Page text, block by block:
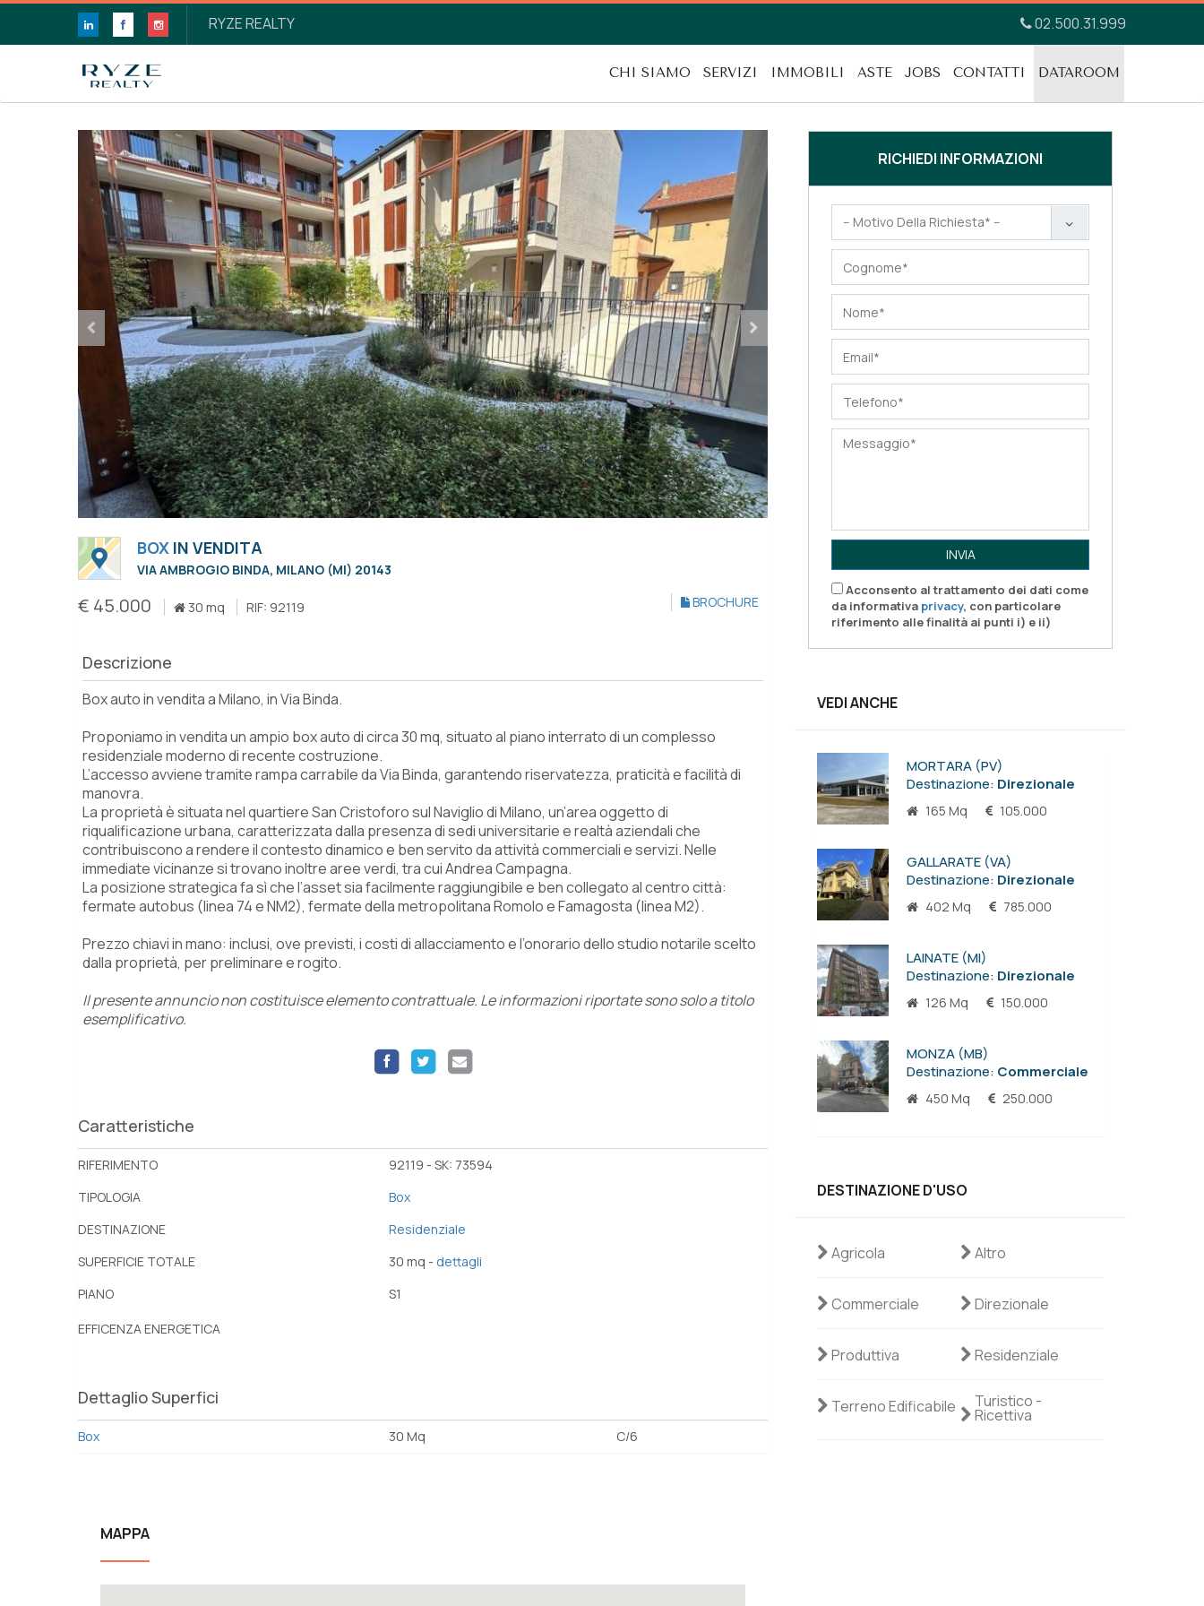
RYZE REALTY 02.500.31.999
CHI SIAMO SERVIZI IMMOBILI ASTE JOBS CONTATTI DATAROOM
BOX IN VENDITA
VIA AMBROGIO BINDA, MILANO (MI) 20143
€ 45.000 30 mq RIF: 92119 BROCHURE
Descrizione
Box auto in vendita a Milano, in Via Binda.
Proponiamo in vendita un ampio box auto di circa 30 mq, situato al piano interrato di un complesso
residenziale moderno di recente costruzione.
L’accesso avviene tramite rampa carrabile da Via Binda, garantendo riservatezza, praticità e facilità di
manovra.
La proprietà è situata nel quartiere San Cristoforo sul Naviglio di Milano, un’area oggetto di
riqualificazione urbana, caratterizzata dalla presenza di sedi universitarie e realtà aziendali che
contribuiscono a rendere il contesto dinamico e ben servito da attività commerciali e servizi. Nelle
immediate vicinanze si trovano inoltre aree verdi, tra cui Andrea Campagna.
La posizione strategica fa sì che l’asset sia facilmente raggiungibile e ben collegato al centro città:
fermate autobus (linea 74 e NM2), fermate della metropolitana Romolo e Famagosta (linea M2).
Prezzo chiavi in mano: inclusi, ove previsti, i costi di allacciamento e l’onorario dello studio notarile scelto
dalla proprietà, per preliminare e rogito.
Il presente annuncio non costituisce elemento contrattuale. Le informazioni riportate sono solo a titolo
esemplificativo.
Caratteristiche
RIFERIMENTO
92119 - SK: 73594
TIPOLOGIA
Box
DESTINAZIONE
Residenziale
SUPERFICIE TOTALE
30 mq - dettagli
PIANO
S1
EFFICENZA ENERGETICA
Dettaglio Superfici
Box 30 Mq C/6
MAPPA
RICHIEDI INFORMAZIONI
INVIA
Acconsento al trattamento dei dati come
da informativa privacy, con particolare
riferimento alle finalità ai punti i) e ii)
VEDI ANCHE
MORTARA (PV)
Destinazione: Direzionale
165 Mq 105.000
GALLARATE (VA)
Destinazione: Direzionale
402 Mq 785.000
LAINATE (MI)
Destinazione: Direzionale
126 Mq 150.000
MONZA (MB)
Destinazione: Commerciale
450 Mq 250.000
DESTINAZIONE D'USO
Agricola Altro
Commerciale Direzionale
Produttiva Residenziale
Terreno Edificabile Turistico -
Ricettiva